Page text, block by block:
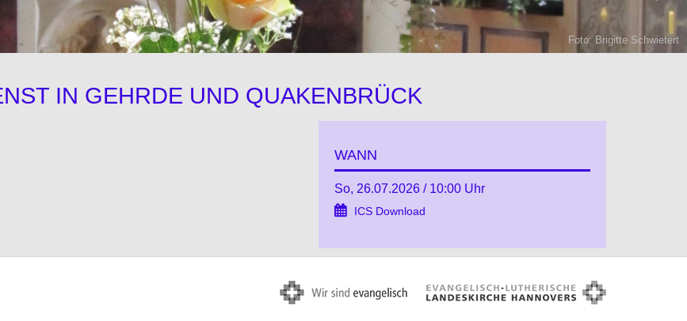
Foto: Brigitte Schwietert
IN GEHRDE UND QUAKENBRÜCK
WANN
So, 26.07.2026 / 10:00 Uhr
ICS Download